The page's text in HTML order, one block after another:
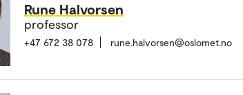
Rune Halvorsen
professor
+47 672 38 078 rune.halvorsen@oslomet.no